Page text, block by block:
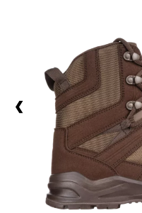
Outdoor
Calzature casual
Tattiche